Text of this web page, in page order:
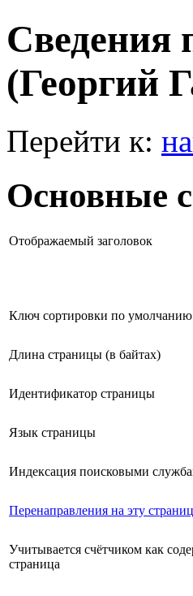
Сведения
(Георгий
Перейти к:
Основные
Отображаемый заголовок
Ключ сортировки по умолчанию
Длина страницы (в байтах)
Идентификатор страницы
Язык страницы
Индексация поисковыми
Перенаправления на эту
Учитывается счётчиком как
страница